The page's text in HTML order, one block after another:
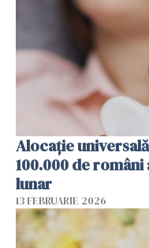
Alocație
100.000 de
lunar
13 FEBRUARIE 2026